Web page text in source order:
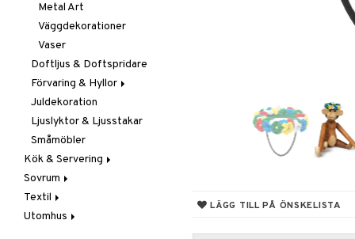
LÄGG TILL PÅ ÖNSKELISTA
Metal Art
Väggdekorationer
Vaser
Doftljus & Doftspridare
Förvaring & Hyllor
Hängare & Krokar
Hyllor
Småförvaring & Korgar
Juldekoration
Ljuslyktor & Ljusstakar
Småmöbler
Kök & Servering
Baktillbehör
Barnens kök
Bestick
Sovrum
Filtar & Plädar
Prydnadskuddar
Textil
Badrumstextilier
Utomhus